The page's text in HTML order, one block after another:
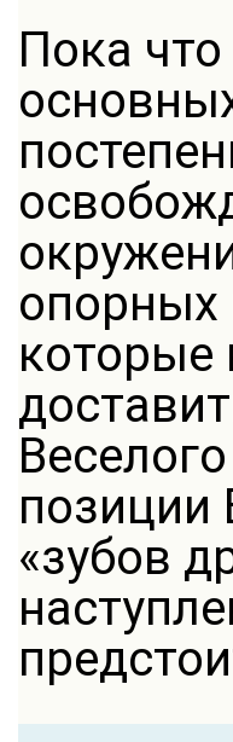
Пока
опорных
которые
позиции
«зубов